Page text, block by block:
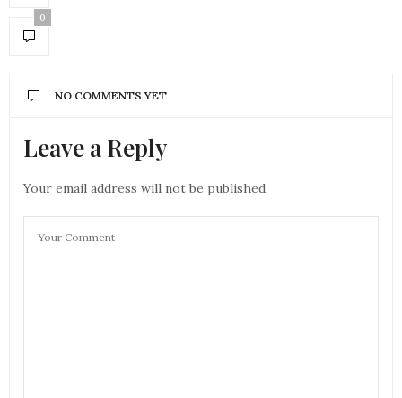
0
NO COMMENTS YET
Leave a Reply
Your email address will not be published.